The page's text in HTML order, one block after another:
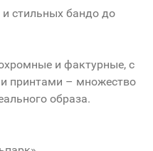
стильных бандо до
и фактурные, с
принтами – множество
образа.